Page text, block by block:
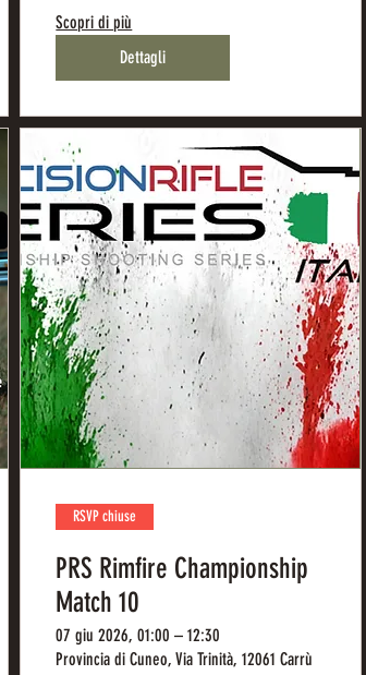
Scopri di più
Dettagli
RSVP chiuse
PRS Rimfire Championship
Match 10
07 giu 2026, 01:00 – 12:30
Provincia di Cuneo, Via Trinità, 12061 Carrù